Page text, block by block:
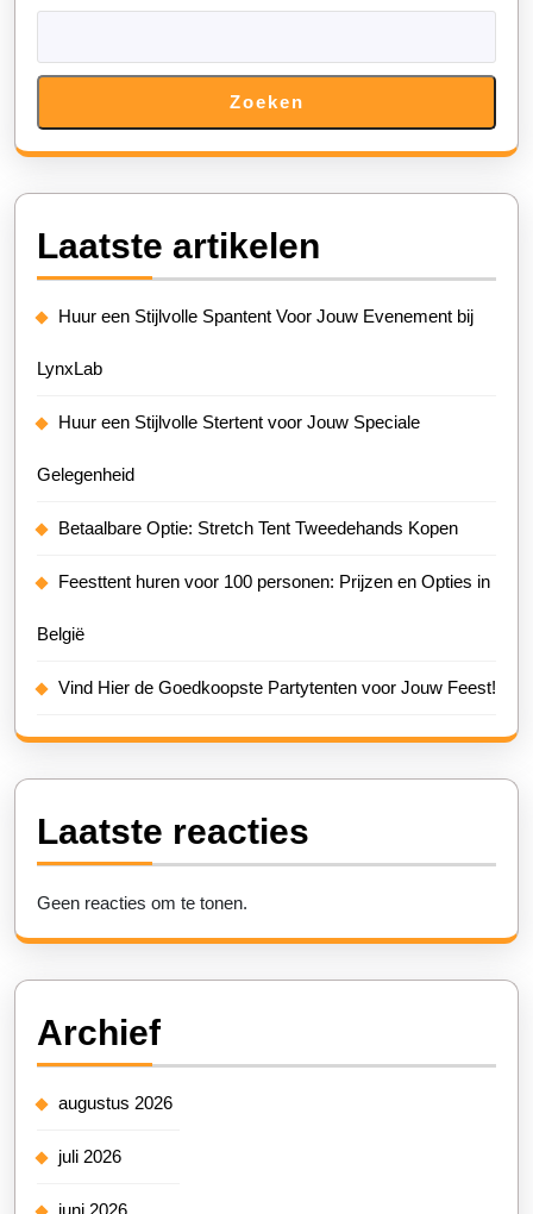
Zoeken
Laatste artikelen
Huur een Stijlvolle Spantent Voor Jouw Evenement bij
LynxLab
Huur een Stijlvolle Stertent voor Jouw Speciale
Gelegenheid
Betaalbare Optie: Stretch Tent Tweedehands Kopen
Feesttent huren voor 100 personen: Prijzen en Opties in
België
Vind Hier de Goedkoopste Partytenten voor Jouw Feest!
Laatste reacties
Geen reacties om te tonen.
Archief
augustus 2026
juli 2026